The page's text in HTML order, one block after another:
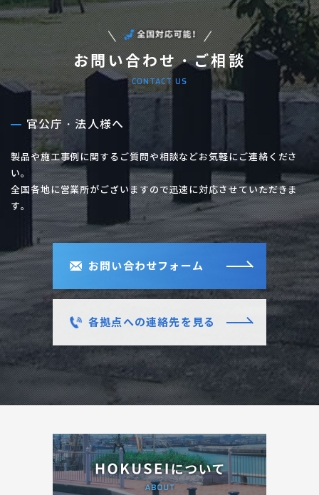
お問い合わせ・ご相談
CONTACT US
官公庁・法人様へ
製品や施工事例に関するご質問や相談などお気軽にご連絡くださ
い。
全国各地に営業所がございますので迅速に対応させていただきま
す。
お問い合わせフォーム
各拠点への連絡先を見る